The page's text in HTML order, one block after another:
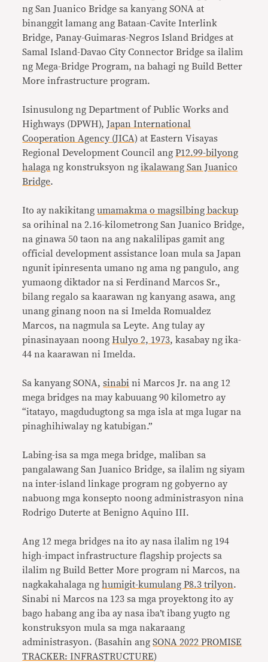
ng San Juanico Bridge sa kanyang SONA at
binanggit lamang ang Bataan-Cavite Interlink
Bridge, Panay-Guimaras-Negros Island Bridges at
Samal Island-Davao City Connector Bridge sa ilalim
ng Mega-Bridge Program, na bahagi ng Build Better
More infrastructure program.
Isinusulong ng Department of Public Works and
Highways (DPWH),Japan International
Cooperation Agency (JICA) at Eastern Visayas
Regional Development Council angP12.99-bilyong
halaga ng konstruksyon ngikalawang San Juanico
Bridge.
Ito ay nakikitangumamakma o magsilbing backup
sa orihinal na 2.16-kilometrong San Juanico Bridge,
na ginawa 50 taon na ang nakalilipas gamit ang
official development assistance loan mula sa Japan
ngunit ipinresenta umano ng ama ng pangulo, ang
yumaong diktador na si Ferdinand Marcos Sr.,
bilang regalo sa kaarawan ng kanyang asawa, ang
unang ginang noon na si Imelda Romualdez
Marcos, na nagmula sa Leyte. Ang tulay ay
pinasinayaan noongHulyo 2, 1973, kasabay ng ika-
44 na kaarawan ni Imelda.
Sa kanyang SONA,sinabi ni Marcos Jr. na ang 12
mega bridges na may kabuuang 90 kilometro ay
“itatayo, magdudugtong sa mga isla at mga lugar na
pinaghihiwalay ng katubigan.”
Labing-isa sa mga mega bridge, maliban sa
pangalawang San Juanico Bridge, sa ilalim ng siyam
na inter-island linkage program ng gobyerno ay
nabuong mga konsepto noong administrasyon nina
Rodrigo Duterte at Benigno Aquino III.
Ang 12 mega bridges na ito ay nasa ilalim ng 194
high-impact infrastructure flagship projects sa
ilalim ng Build Better More program ni Marcos, na
nagkakahalaga nghumigit-kumulang P8.3 trilyon.
Sinabi ni Marcos na 123 sa mga proyektong ito ay
bago habang ang iba ay nasa iba’t ibang yugto ng
konstruksyon mula sa mga nakaraang
administrasyon. (Basahin angSONA 2022 PROMISE
TRACKER: INFRASTRUCTURE)